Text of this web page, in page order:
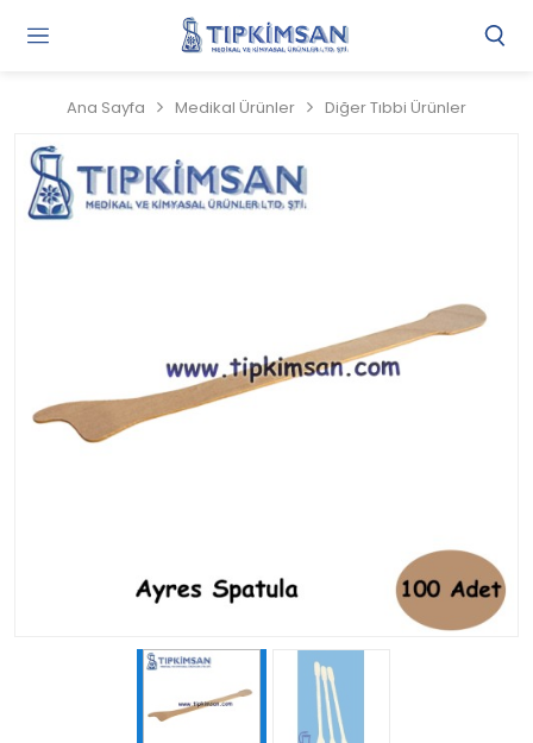
Ana Sayfa Medikal Ürünler Diğer Tıbbi Ürünler